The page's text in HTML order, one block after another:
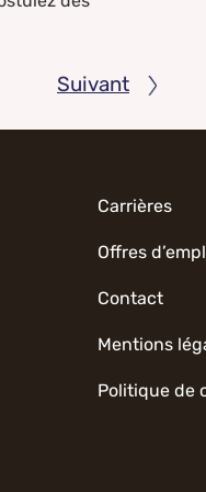
Suivant
Carrières
Offres
Contact
Mentions
Politique de